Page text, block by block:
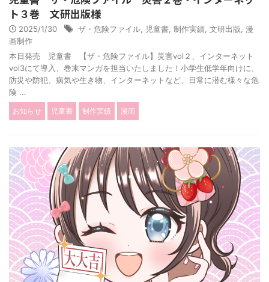
ト３巻 文研出版様
2025/1/30 ザ・危険ファイル 児童書 制作実績 文研出版 漫
画制作
本日発売 児童書 【ザ・危険ファイル】災害vol２、インターネット
vol3にて導入、巻末マンガを担当いたしました！小学生低学年向けに、
防災や防犯、病気や生き物、インターネットなど、日常に潜む様々な危
険 ...
お知らせ 児童書 制作実績 漫画